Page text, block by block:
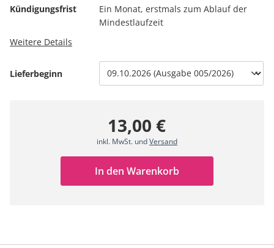
Kündigungsfrist
Ein Monat, erstmals zum Ablauf der
Mindestlaufzeit
Weitere Details
Lieferbeginn
13,00 €
inkl. MwSt. undVersand
In den Warenkorb